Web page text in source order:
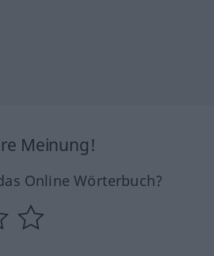
Meinung!
Online Wörterbuch?